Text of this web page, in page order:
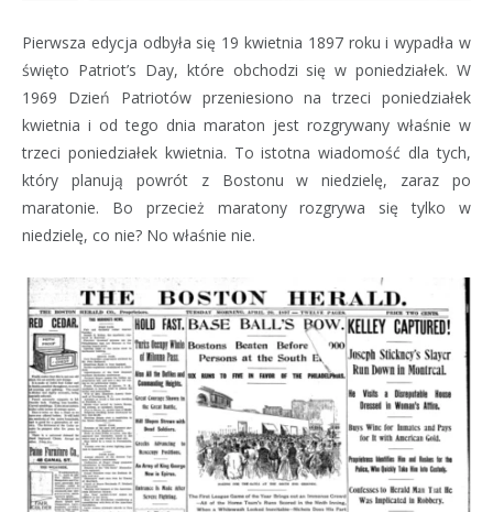
Pierwsza edycja odbyła się 19 kwietnia 1897 roku i wypadła w
święto Patriot’s Day, które obchodzi się w poniedziałek. W
1969 Dzień Patriotów przeniesiono na trzeci poniedziałek
kwietnia i od tego dnia maraton jest rozgrywany właśnie w
trzeci poniedziałek kwietnia. To istotna wiadomość dla tych,
który planują powrót z Bostonu w niedzielę, zaraz po
maratonie. Bo przecież maratony rozgrywa się tylko w
niedzielę, co nie? No właśnie nie.